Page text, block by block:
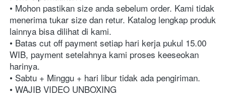
• Mohon pastikan size anda sebelum order. Kami tidak
menerima tukar size dan retur. Katalog lengkap produk
lainnya bisa dilihat di kami.⁣⁣⁣⁣⁣⁣⁣⁣⁣⁣⁣⁣⁣⁣⁣⁣⁣⁣⁣⁣⁣⁣⁣⁣
• Batas cut off payment setiap hari kerja pukul 15.00
WIB, payment setelahnya kami proses keeseokan
harinya. ⁣⁣⁣⁣⁣⁣⁣⁣⁣⁣⁣⁣⁣⁣⁣⁣⁣⁣⁣⁣⁣⁣⁣
• Sabtu + Minggu + hari libur tidak ada pengiriman. ⁣⁣⁣⁣⁣⁣⁣⁣⁣⁣⁣⁣⁣⁣⁣⁣⁣⁣⁣⁣⁣⁣⁣
• WAJIB VIDEO UNBOXING⁣⁣⁣⁣⁣⁣⁣⁣⁣⁣⁣⁣⁣⁣⁣⁣⁣⁣